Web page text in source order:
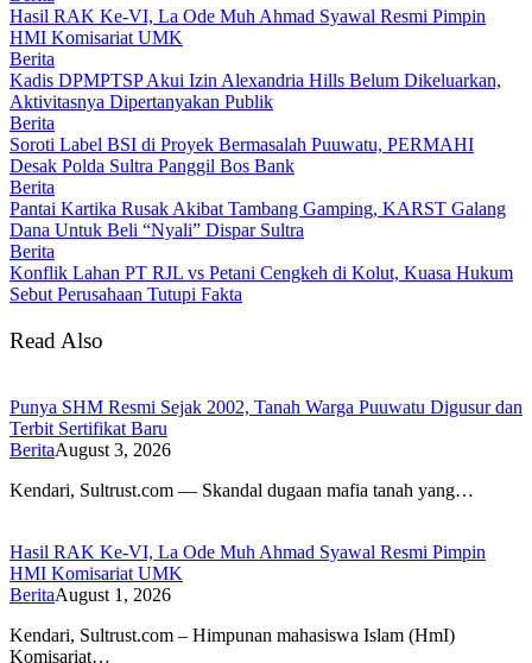
Hasil RAK Ke-VI, La Ode Muh Ahmad Syawal Resmi Pimpin
HMI Komisariat UMK
Berita
Kadis DPMPTSP Akui Izin Alexandria Hills Belum Dikeluarkan,
Aktivitasnya Dipertanyakan Publik
Berita
Soroti Label BSI di Proyek Bermasalah Puuwatu, PERMAHI
Desak Polda Sultra Panggil Bos Bank
Berita
Pantai Kartika Rusak Akibat Tambang Gamping, KARST Galang
Dana Untuk Beli “Nyali” Dispar Sultra
Berita
Konflik Lahan PT RJL vs Petani Cengkeh di Kolut, Kuasa Hukum
Sebut Perusahaan Tutupi Fakta
Read Also
Punya SHM Resmi Sejak 2002, Tanah Warga Puuwatu Digusur dan
Terbit Sertifikat Baru
BeritaAugust 3, 2026
Kendari, Sultrust.com — Skandal dugaan mafia tanah yang…
Hasil RAK Ke-VI, La Ode Muh Ahmad Syawal Resmi Pimpin
HMI Komisariat UMK
BeritaAugust 1, 2026
Kendari, Sultrust.com – Himpunan mahasiswa Islam (HmI)
Komisariat…